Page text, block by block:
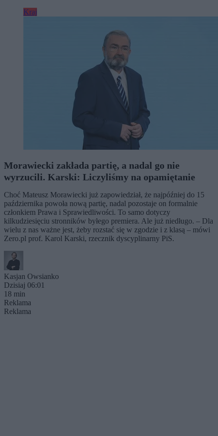
Kraj
Morawiecki zakłada partię, a nadal go nie
wyrzucili. Karski: Liczyliśmy na opamiętanie
Choć Mateusz Morawiecki już zapowiedział, że najpóźniej do 15
października powoła nową partię, nadal pozostaje on formalnie
członkiem Prawa i Sprawiedliwości. To samo dotyczy
kilkudziesięciu stronników byłego premiera. Ale już niedługo. – Dla
wielu z nas ważne jest, żeby rozstać się w zgodzie i z klasą – mówi
Zero.pl prof. Karol Karski, rzecznik dyscyplinarny PiS.
Kasjan Owsianko
Dzisiaj 06:01
18 min
Reklama
Reklama